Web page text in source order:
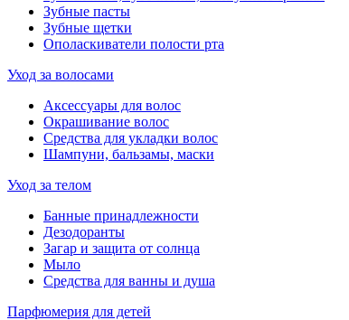
Зубные пасты
Зубные щетки
Ополаскиватели полости рта
Уход за волосами
Аксессуары для волос
Окрашивание волос
Средства для укладки волос
Шампуни, бальзамы, маски
Уход за телом
Банные принадлежности
Дезодоранты
Загар и защита от солнца
Мыло
Средства для ванны и душа
Парфюмерия для детей